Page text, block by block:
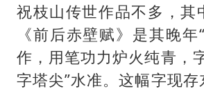
祝枝山传世作品不多，其
《前后赤壁赋》是其晚年
作，用笔功力炉火纯青，
字塔尖”水准。这幅字现